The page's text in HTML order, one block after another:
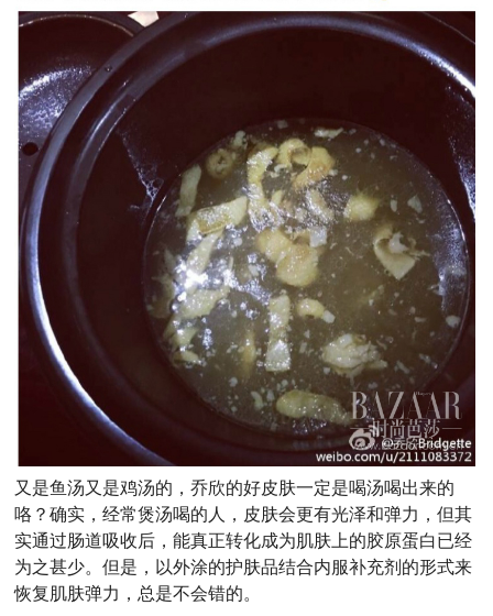
又是鱼汤又是鸡汤的，乔欣的好皮肤一定是喝汤喝出来的
咯？确实，经常煲汤喝的人，皮肤会更有光泽和弹力，但其
实通过肠道吸收后，能真正转化成为肌肤上的胶原蛋白已经
为之甚少。但是，以外涂的护肤品结合内服补充剂的形式来
恢复肌肤弹力，总是不会错的。